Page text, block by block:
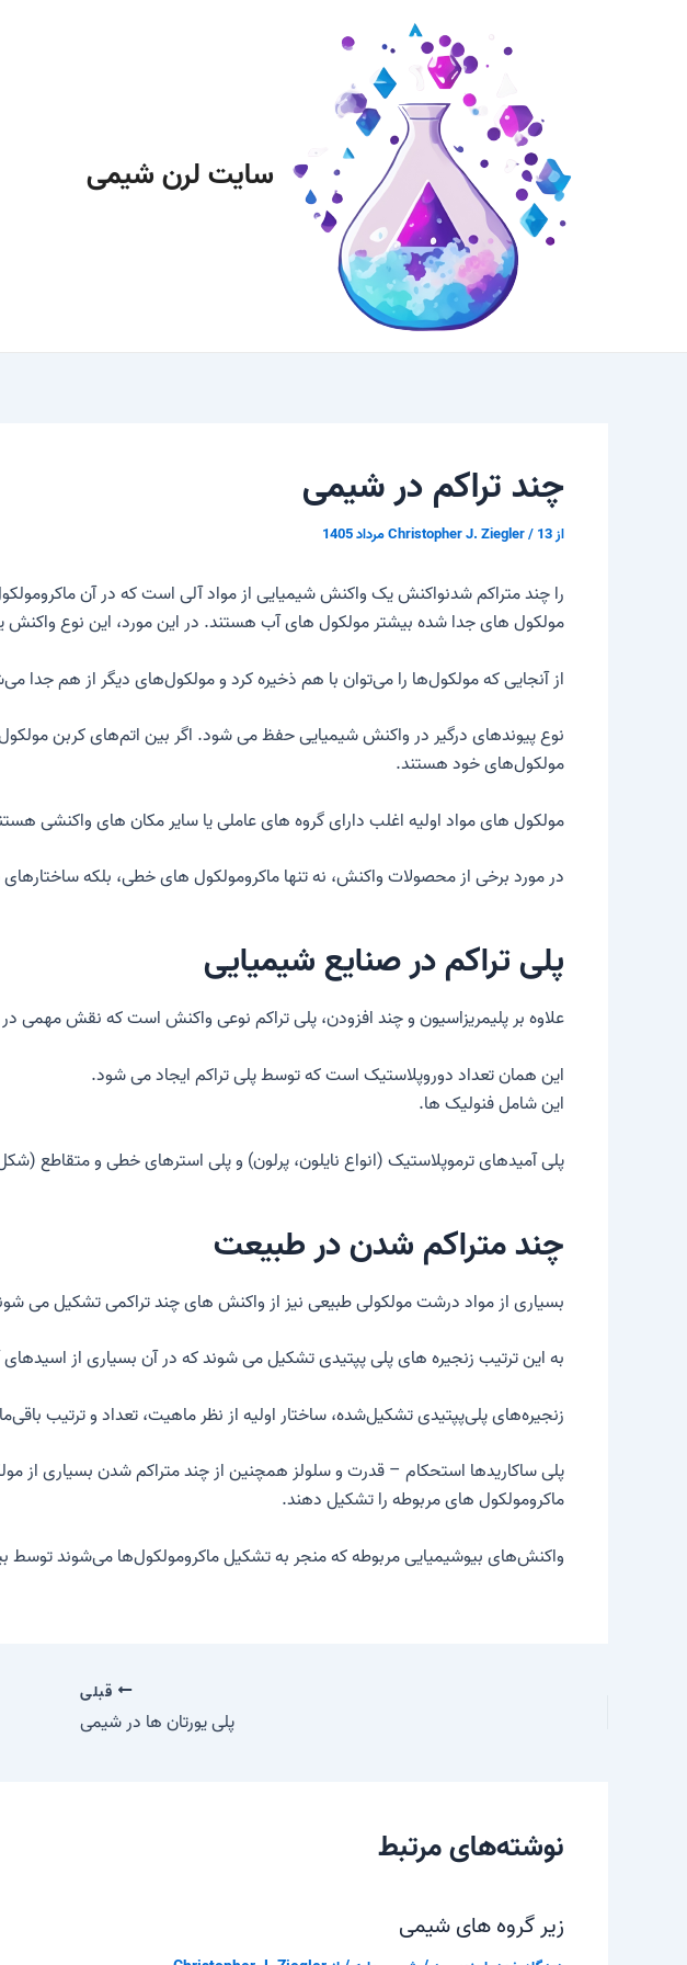
سایت لرن شیمی
چند تراکم در شیمی
از Christopher J. Ziegler/13 مرداد 1405
راچند متراکم شدنواکنش یک واکنش شیمیایی از مواد آلی است که در آن
مولکول های جدا شده بیشتر مولکول های آب هستند. در این مورد، این نوع
از آنجایی که مولکول‌ها را می‌توان با هم ذخیره کرد و مولکول‌های دیگر از هم
نوع پیوندهای درگیر در واکنش شیمیایی حفظ می شود. اگر بین اتم‌های کربن
مولکول‌های خود هستند.
مولکول های مواد اولیه اغلب دارای گروه های عاملی یا سایر مکان های واکنشی
در مورد برخی از محصولات واکنش، نه تنها ماکرومولکول های خطی، بلکه
پلی تراکم در صنایع شیمیایی
علاوه بر پلیمریزاسیون و چند افزودن، پلی تراکم نوعی واکنش است که نقش مهمی
این همان تعداد دوروپلاستیک است که توسط پلی تراکم ایجاد می شود.
این شاملفنولیک ها.
پلی آمیدهای ترموپلاستیک (انواع نایلون، پرلون) و پلی استرهای خطی و متقاطع (شکل
چند متراکم شدن در طبیعت
بسیاری از مواد درشت مولکولی طبیعی نیز از واکنش های چند تراکمی تشکیل می
به این ترتیب زنجیره های پلی پپتیدی تشکیل می شوند که در آن بسیاری از
زنجیره‌های پلی‌پپتیدی تشکیل‌شده، ساختار اولیه از نظر ماهیت، تعداد و ترتیب
پلی ساکاریدها استحکام – قدرتوسلولزهمچنین از چند متراکم شدن بسیاری از
ماکرومولکول های مربوطه را تشکیل دهند.
واکنش‌های بیوشیمیایی مربوطه که منجر به تشکیل ماکرومولکول‌ها می‌شوند توسط
قبلی
پلی یورتان ها در شیمی
نوشته‌های مرتبط
زیر گروه های شیمی